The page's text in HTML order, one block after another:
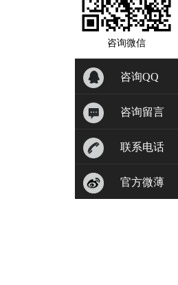
咨询微信
咨询QQ
咨询留言
联系电话
官方微薄